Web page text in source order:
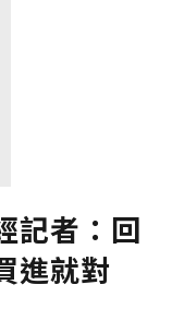
記者：回
進就對